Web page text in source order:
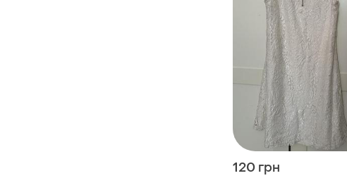
120 грн